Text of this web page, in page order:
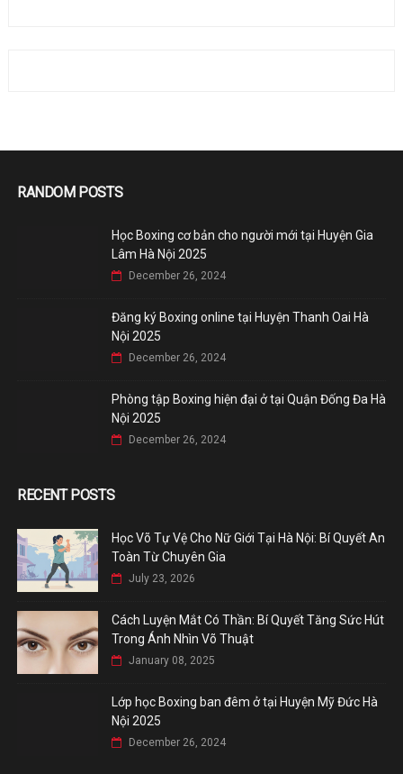
RANDOM POSTS
Học Boxing cơ bản cho người mới tại Huyện Gia
Lâm Hà Nội 2025
December 26, 2024
Đăng ký Boxing online tại Huyện Thanh Oai Hà
Nội 2025
December 26, 2024
Phòng tập Boxing hiện đại ở tại Quận Đống Đa Hà
Nội 2025
December 26, 2024
RECENT POSTS
Học Võ Tự Vệ Cho Nữ Giới Tại Hà Nội: Bí Quyết An
Toàn Từ Chuyên Gia
July 23, 2026
Cách Luyện Mắt Có Thần: Bí Quyết Tăng Sức Hút
Trong Ánh Nhìn Võ Thuật
January 08, 2025
Lớp học Boxing ban đêm ở tại Huyện Mỹ Đức Hà
Nội 2025
December 26, 2024